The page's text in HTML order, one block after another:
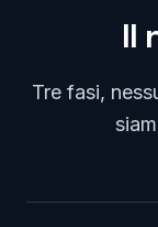
Il
Tre fasi,